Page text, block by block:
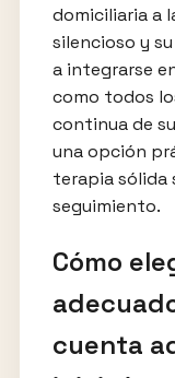
domiciliaria a
silencioso y
a integrarse
como todos
continua de
una opción
terapia sólida
seguimiento.
Cómo
cuenta